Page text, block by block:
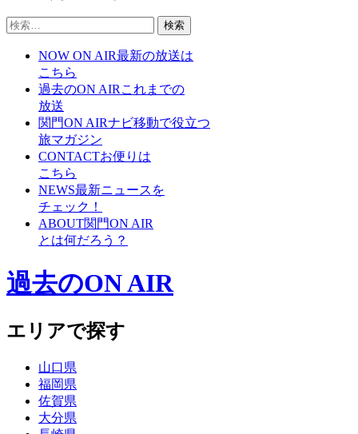
検
NOW ON AIR最新の放送は
こちら
過去のON AIR これまでの
放送
関門ON AIRナビ移動で役立つ
旅マガジン
CONTACTお便りは
こちら
NEWS最新ニュースを
チェック！
ABOUT関門ON AIR
とは何だろう？
過去のON AIR
エリアで探す
山口県
福岡県
佐賀県
大分県